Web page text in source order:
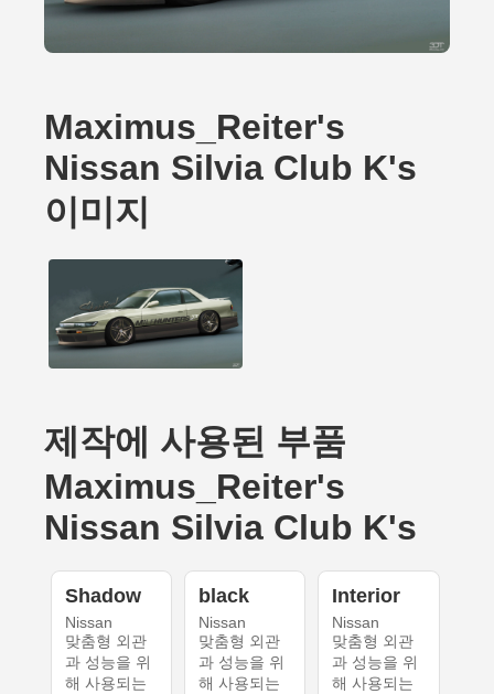
Maximus_Reiter's
Nissan Silvia Club K's
이미지
제작에 사용된 부품
Maximus_Reiter's
Nissan Silvia Club K's
Shadow
Nissan
맞춤형 외관
과 성능을 위
해 사용되는
black
Nissan
맞춤형 외관
과 성능을 위
해 사용되는
Interior
Nissan
맞춤형 외관
과 성능을 위
해 사용되는